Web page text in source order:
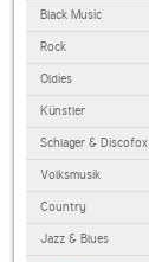
Black Music
Rock
Oldies
Künstler
Schlager & Discofox
Volksmusik
Country
Jazz & Blues